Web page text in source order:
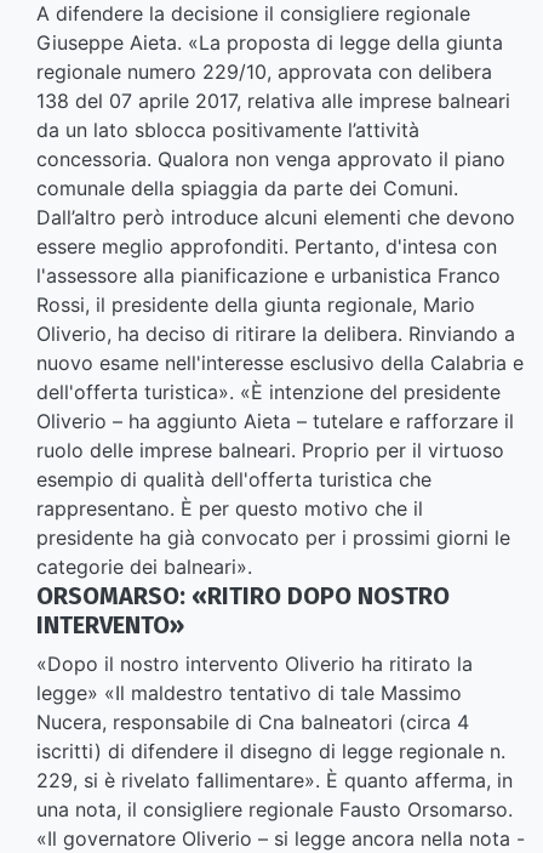
A difendere la decisione il consigliere regionale
Giuseppe Aieta. «La proposta di legge della giunta
regionale numero 229/10, approvata con delibera
138 del 07 aprile 2017, relativa alle imprese balneari
da un lato sblocca positivamente l’attività
concessoria. Qualora non venga approvato il piano
comunale della spiaggia da parte dei Comuni.
Dall’altro però introduce alcuni elementi che devono
essere meglio approfonditi. Pertanto, d'intesa con
l'assessore alla pianificazione e urbanistica Franco
Rossi, il presidente della giunta regionale, Mario
Oliverio, ha deciso di ritirare la delibera. Rinviando a
nuovo esame nell'interesse esclusivo della Calabria e
dell'offerta turistica». «È intenzione del presidente
Oliverio – ha aggiunto Aieta – tutelare e rafforzare il
ruolo delle imprese balneari. Proprio per il virtuoso
esempio di qualità dell'offerta turistica che
rappresentano. È per questo motivo che il
presidente ha già convocato per i prossimi giorni le
categorie dei balneari».
ORSOMARSO: «RITIRO DOPO NOSTRO
INTERVENTO»
«Dopo il nostro intervento Oliverio ha ritirato la
legge» «Il maldestro tentativo di tale Massimo
Nucera, responsabile di Cna balneatori (circa 4
iscritti) di difendere il disegno di legge regionale n.
229, si è rivelato fallimentare». È quanto afferma, in
una nota, il consigliere regionale Fausto Orsomarso.
«Il governatore Oliverio – si legge ancora nella nota -